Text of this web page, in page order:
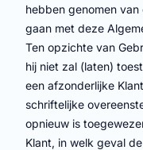
hebben genomen
gaan met deze
Ten opzichte van
hij niet zal (laten)
een afzonderlijke
schriftelijke
opnieuw is
Klant, in welk geval